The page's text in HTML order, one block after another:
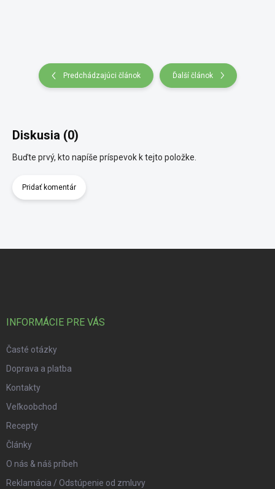
Predchádzajúci článok Ďalší článok
Diskusia (0)
Buďte prvý, kto napíše príspevok k tejto položke.
Pridať komentár
INFORMÁCIE PRE VÁS
Časté otázky
Doprava a platba
Kontakty
Veľkoobchod
Recepty
Články
O nás & náš príbeh
Reklamácia / Odstúpenie od zmluvy